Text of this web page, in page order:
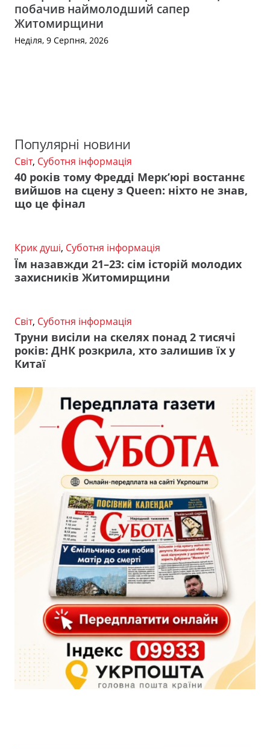
побачив наймолодший сапер
Житомирщини
Неділя, 9 Серпня, 2026
Популярні новини
Світ, Суботня інформація
40 років тому Фредді Мерк’юрі востаннє
вийшов на сцену з Queen: ніхто не знав,
що це фінал
Крик душі, Суботня інформація
Їм назавжди 21–23: сім історій молодих
захисників Житомирщини
Світ, Суботня інформація
Труни висіли на скелях понад 2 тисячі
років: ДНК розкрила, хто залишив їх у
Китаї